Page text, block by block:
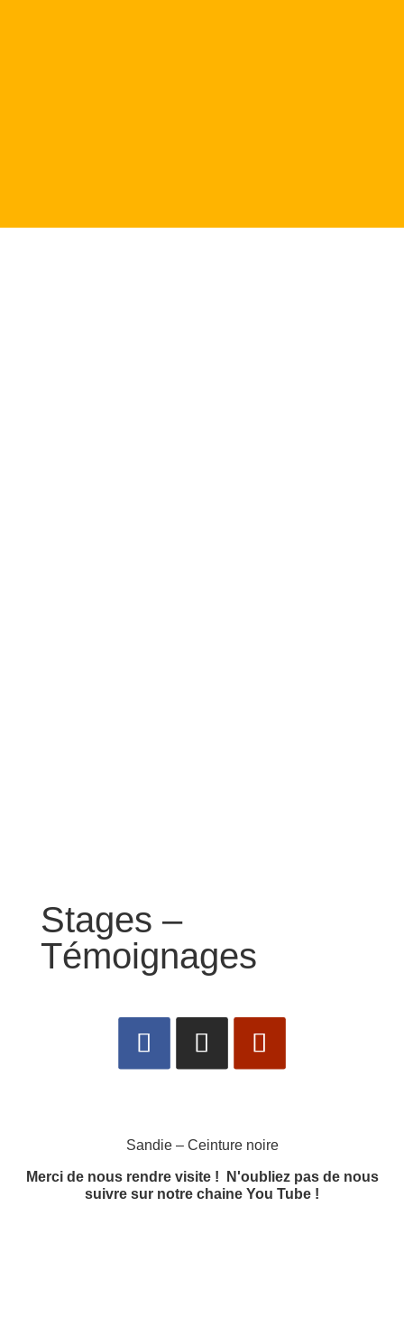
Stages –
Témoignages
Sandie – Ceinture noire
Merci de nous rendre visite ! N'oubliez pas de nous
suivre sur notre chaine You Tube !